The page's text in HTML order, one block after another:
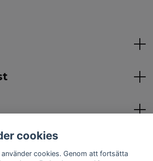
cookies
cookies. Genom att fortsätta